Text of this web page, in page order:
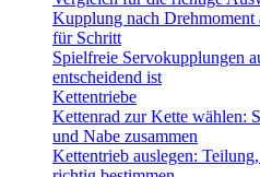
Kupplung nach
für Schritt
Spielfreie Servokupplungen
entscheidend ist
Kettentriebe
Kettenrad zur Kette wählen:
und Nabe zusammen
Kettentrieb auslegen: